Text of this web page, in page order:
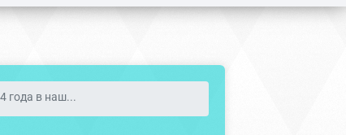
года в наш...